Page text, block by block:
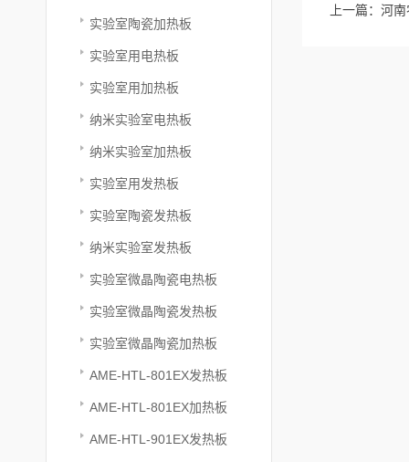
实验室陶瓷加热板
实验室用电热板
实验室用加热板
纳米实验室电热板
纳米实验室加热板
实验室用发热板
实验室陶瓷发热板
纳米实验室发热板
实验室微晶陶瓷电热板
实验室微晶陶瓷发热板
实验室微晶陶瓷加热板
AME-HTL-801EX发热板
AME-HTL-801EX加热板
AME-HTL-901EX发热板
上一篇： 河